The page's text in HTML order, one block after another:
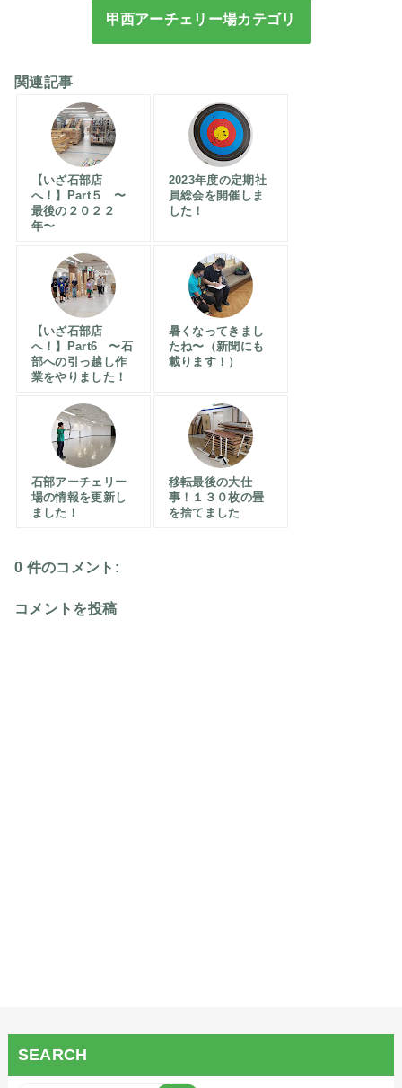
甲西アーチェリー場カテゴリ
関連記事
【いざ石部店
へ！】Part５ 〜
最後の２０２２
年〜
2023年度の定期社
員総会を開催しま
した！
【いざ石部店
へ！】Part6 〜石
部への引っ越し作
業をやりました！
暑くなってきまし
たね〜（新聞にも
載ります！）
石部アーチェリー
場の情報を更新し
ました！
移転最後の大仕
事！１３０枚の畳
を捨てました
0 件のコメント:
コメントを投稿
SEARCH